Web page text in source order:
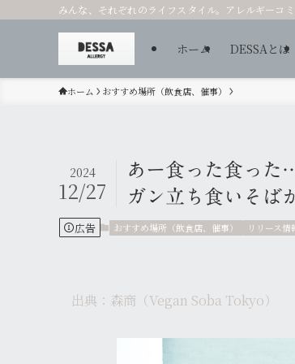
みんな、それぞれのライフスタイル。アレルギーコミ
ホーム DESSAとは
ホーム おすすめ場所（飲食店、催事）
あー食った食っ
ガン立ち食いそば
2024
12/27
広告 おすすめ場所（飲食店、催事） リリース情
出典：森商（Vegan Soba Tokyo）